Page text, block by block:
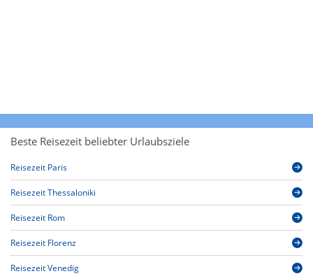
Beste Reisezeit beliebter Urlaubsziele
Reisezeit Paris
Reisezeit Thessaloniki
Reisezeit Rom
Reisezeit Florenz
Reisezeit Venedig